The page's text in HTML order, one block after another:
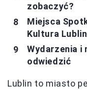
zobaczyć?
Miejsca
Kultura
Wydarzenia i
odwiedzić
Lublin to miasto